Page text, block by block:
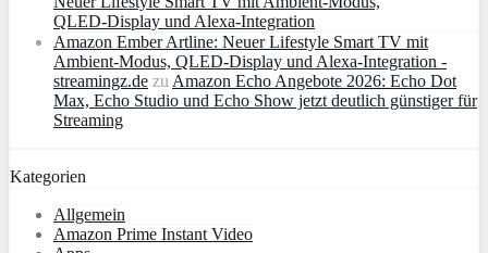
QLED‑Display und Alexa‑Integration
Amazon Ember Artline: Neuer Lifestyle Smart TV mit
Ambient‑Modus, QLED‑Display und Alexa‑Integration -
streamingz.de zuAmazon Echo Angebote 2026: Echo Dot
Max, Echo Studio und Echo Show jetzt deutlich günstiger für
Streaming
Kategorien
Allgemein
Amazon Prime Instant Video